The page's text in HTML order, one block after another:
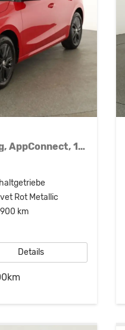
Style 1.0 TSI LED, Sitzheizung, AppConnect, 16-Zoll
Rot Metallic
km
Details